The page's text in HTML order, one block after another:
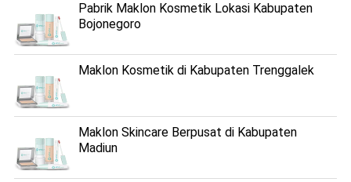
Pabrik Maklon Kosmetik Lokasi Kabupaten
Bojonegoro
Maklon Kosmetik di Kabupaten Trenggalek
Maklon Skincare Berpusat di Kabupaten
Madiun